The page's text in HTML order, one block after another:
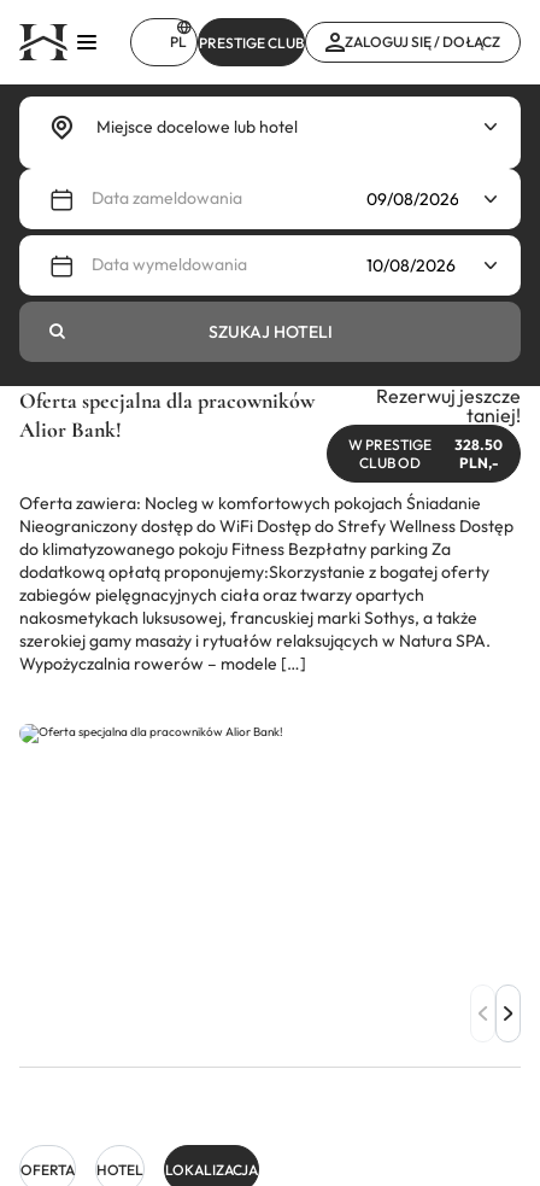
treści
PL PRESTIGE CLUB ZALOGUJ SIĘ / DOŁĄCZ
Data zameldowania
Data wymeldowania
SZUKAJ HOTELI
Oferta specjalna dla pracowników
Alior Bank!
Rezerwuj jeszcze
taniej!
W PRESTIGE
CLUB OD
328.50
PLN,-
Oferta zawiera: Nocleg w komfortowych pokojach Śniadanie
Nieograniczony dostęp do WiFi Dostęp do Strefy Wellness Dostęp
do klimatyzowanego pokoju Fitness Bezpłatny parking Za
dodatkową opłatą proponujemy:Skorzystanie z bogatej oferty
zabiegów pielęgnacyjnych ciała oraz twarzy opartych
nakosmetykach luksusowej, francuskiej marki Sothys, a także
szerokiej gamy masaży i rytuałów relaksujących w Natura SPA.
Wypożyczalnia rowerów – modele […]
OFERTA HOTEL LOKALIZACJA